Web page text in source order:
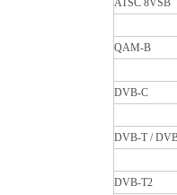
ATSC 8VSB
QAM-B
DVB-C
DVB-T /
DVB-T2